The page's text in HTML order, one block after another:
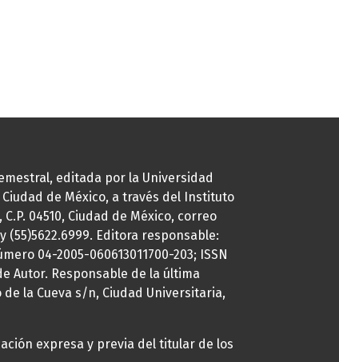
editada por la Universidad
Ciudad de México, a través del Instituto
04510, Ciudad de México, correo
(55)5622.6999. Editora responsable:
04-2005-060613011700-203; ISSN
Autor. Responsable de la última
la Cueva s/n, Ciudad Universitaria,
expresa y previa del titular de los